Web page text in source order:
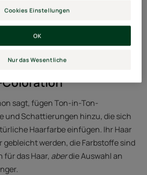
ideal, wenn Sie unsicher sind,
ist, dass vor der Anwendung des
erforderlich sein kann,
Sie Ihr Haar aufhellen möchten.
Coloration
sagt, fügen Ton-in-Ton-
und Schattierungen hinzu, die sich
Haarfarbe einfügen. Ihr Haar
gebleicht werden, die Farbstoffe sind
für das Haar, aberdie Auswahl an
Cookies Einstellungen
Nur das Wesentliche
OK